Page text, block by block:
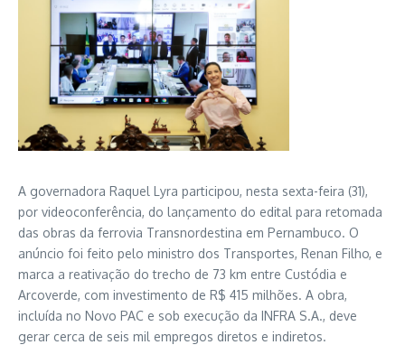
A governadora Raquel Lyra participou, nesta sexta-feira (31),
por videoconferência, do lançamento do edital para retomada
das obras da ferrovia Transnordestina em Pernambuco. O
anúncio foi feito pelo ministro dos Transportes, Renan Filho, e
marca a reativação do trecho de 73 km entre Custódia e
Arcoverde, com investimento de R$ 415 milhões. A obra,
incluída no Novo PAC e sob execução da INFRA S.A., deve
gerar cerca de seis mil empregos diretos e indiretos.